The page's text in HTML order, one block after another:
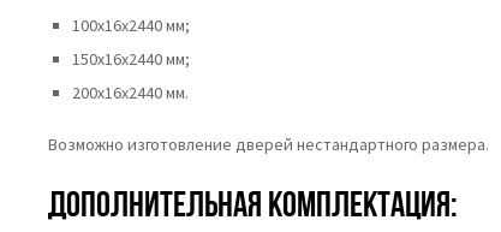
100х16х2440 мм;
150х16х2440 мм;
200х16х2440 мм.
Возможно изготовление дверей нестандартного размера.
Дополнительная комплектация: